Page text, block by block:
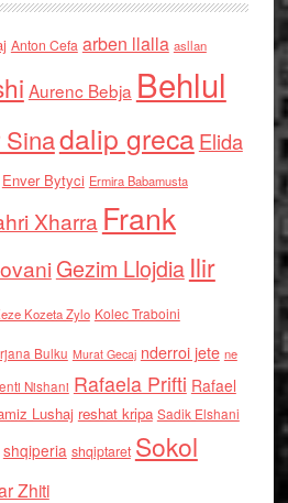
Anton Cefa arben llalla asllan
Aurenc Bebja Behlul
Sinadalip grecaElida
Enver Bytyci Ermira Babamusta
Xharra Frank
Gezim Llojdia Ilir
Kozeta Zylo Kolec Traboini
Bulku Murat Gecaj nderroi jete ne
Nishani Rafaela Prifti Rafael
Lushaj reshat kripa Sadik Elshani
shqiperia shqiptaret Sokol
Zhiti